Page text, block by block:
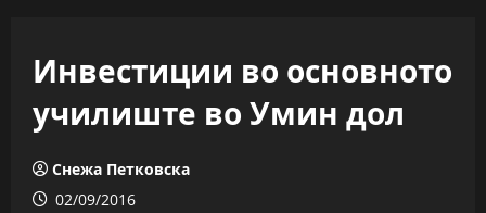
Инвестиции во основното
училиште во Умин дол
Снежа Петковска
02/09/2016